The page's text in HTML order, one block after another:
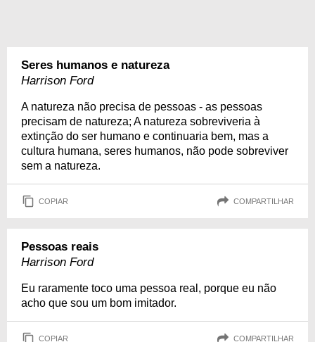
Seres humanos e natureza
Harrison Ford
A natureza não precisa de pessoas - as pessoas
precisam de natureza; A natureza sobreviveria à
extinção do ser humano e continuaria bem, mas a
cultura humana, seres humanos, não pode sobreviver
sem a natureza.
COPIAR COMPARTILHAR
Pessoas reais
Harrison Ford
Eu raramente toco uma pessoa real, porque eu não
acho que sou um bom imitador.
COPIAR COMPARTILHAR